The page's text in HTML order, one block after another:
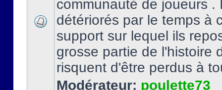
communauté de joueurs .
détériorés par le temps à
support sur lequel ils
grosse partie de l'histoire
risquent d'être perdus à
Modérateur: poulette73